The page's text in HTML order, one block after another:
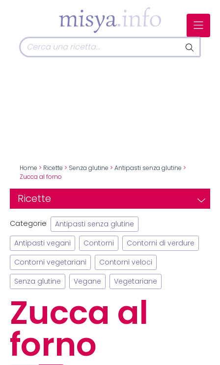
Home > Ricette > Senza glutine > Antipasti senza glutine >
Zucca al forno
Ricette
Categorie Antipasti senza glutine
Antipasti vegani Contorni Contorni di verdure
Contorni vegetariani Contorni veloci
Senza glutine Vegane Vegetariane
Zucca al
forno